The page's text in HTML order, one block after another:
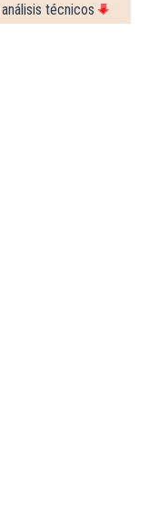
técnicos